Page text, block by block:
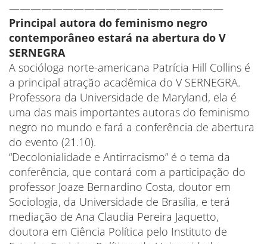
————————————————————
Principal autora do feminismo negro
contemporâneo estará na abertura do V
SERNEGRA
A socióloga norte-americana Patrícia Hill Collins é
a principal atração acadêmica do V SERNEGRA.
Professora da Universidade de Maryland, ela é
uma das mais importantes autoras do feminismo
negro no mundo e fará a conferência de abertura
do evento (21.10).
“Decolonialidade e Antirracismo” é o tema da
conferência, que contará com a participação do
professor Joaze Bernardino Costa, doutor em
Sociologia, da Universidade de Brasília, e terá
mediação de Ana Claudia Pereira Jaquetto,
doutora em Ciência Política pelo Instituto de